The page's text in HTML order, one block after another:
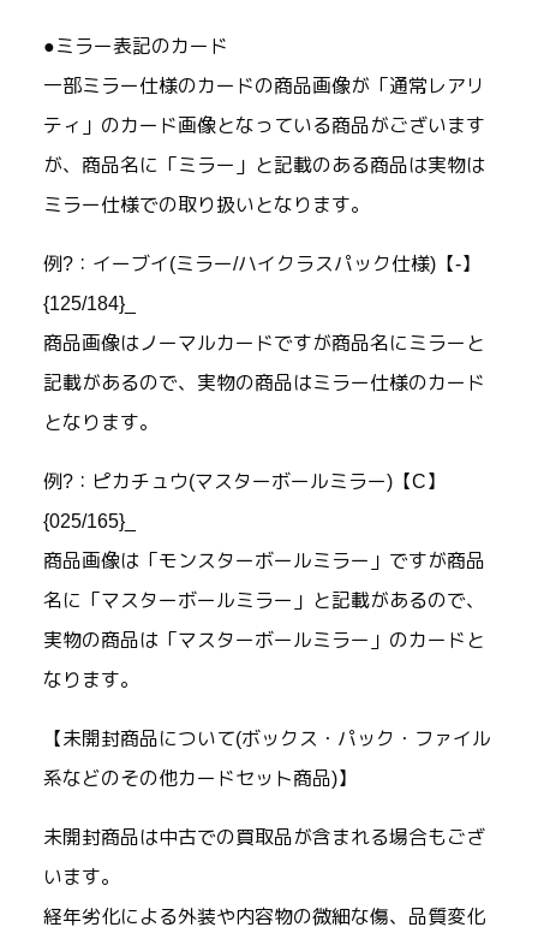
●ミラー表記のカード
一部ミラー仕様のカードの商品画像が「通常レアリ
ティ」のカード画像となっている商品がございます
が、商品名に「ミラー」と記載のある商品は実物は
ミラー仕様での取り扱いとなります。
例?：イーブイ(ミラー/ハイクラスパック仕様)【-】
{125/184}_
商品画像はノーマルカードですが商品名にミラーと
記載があるので、実物の商品はミラー仕様のカード
となります。
例?：ピカチュウ(マスターボールミラー)【C】
{025/165}_
商品画像は「モンスターボールミラー」ですが商品
名に「マスターボールミラー」と記載があるので、
実物の商品は「マスターボールミラー」のカードと
なります。
【未開封商品について(ボックス・パック・ファイル
系などのその他カードセット商品)】
未開封商品は中古での買取品が含まれる場合もござ
います。
経年劣化による外装や内容物の微細な傷、品質変化